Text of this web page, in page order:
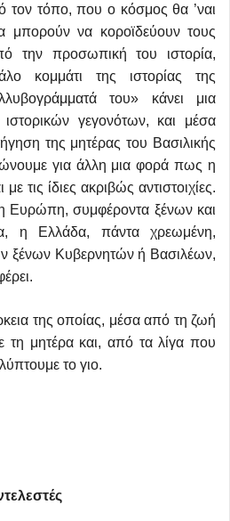
τον τόπο, που ο κόσμος θα ’ναι
μπορούν να κοροϊδεύουν τους
την προσωπική του ιστορία,
κομμάτι της ιστορίας της
του» κάνει μια
γεγονότων, και μέσα
της μητέρας του Βασιλικής
για άλλη μια φορά πως η
τις ίδιες ακριβώς αντιστοιχίες.
Ευρώπη, συμφέροντα ξένων και
η Ελλάδα, πάντα χρεωμένη,
ξένων Κυβερνητών ή Βασιλέων,
της οποίας, μέσα από τη ζωή
τη μητέρα και, από τα λίγα που
το γιο.